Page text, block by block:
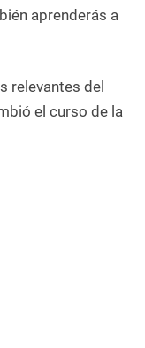
aprenderás a
relevantes del
el curso de la